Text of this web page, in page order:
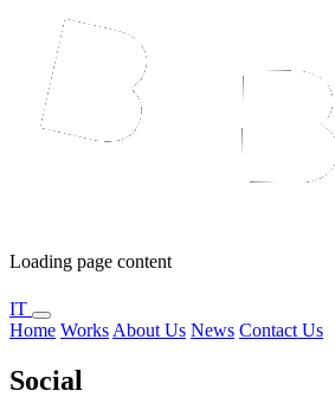
Loading page content
IT
Home Works About Us News Contact Us
Social